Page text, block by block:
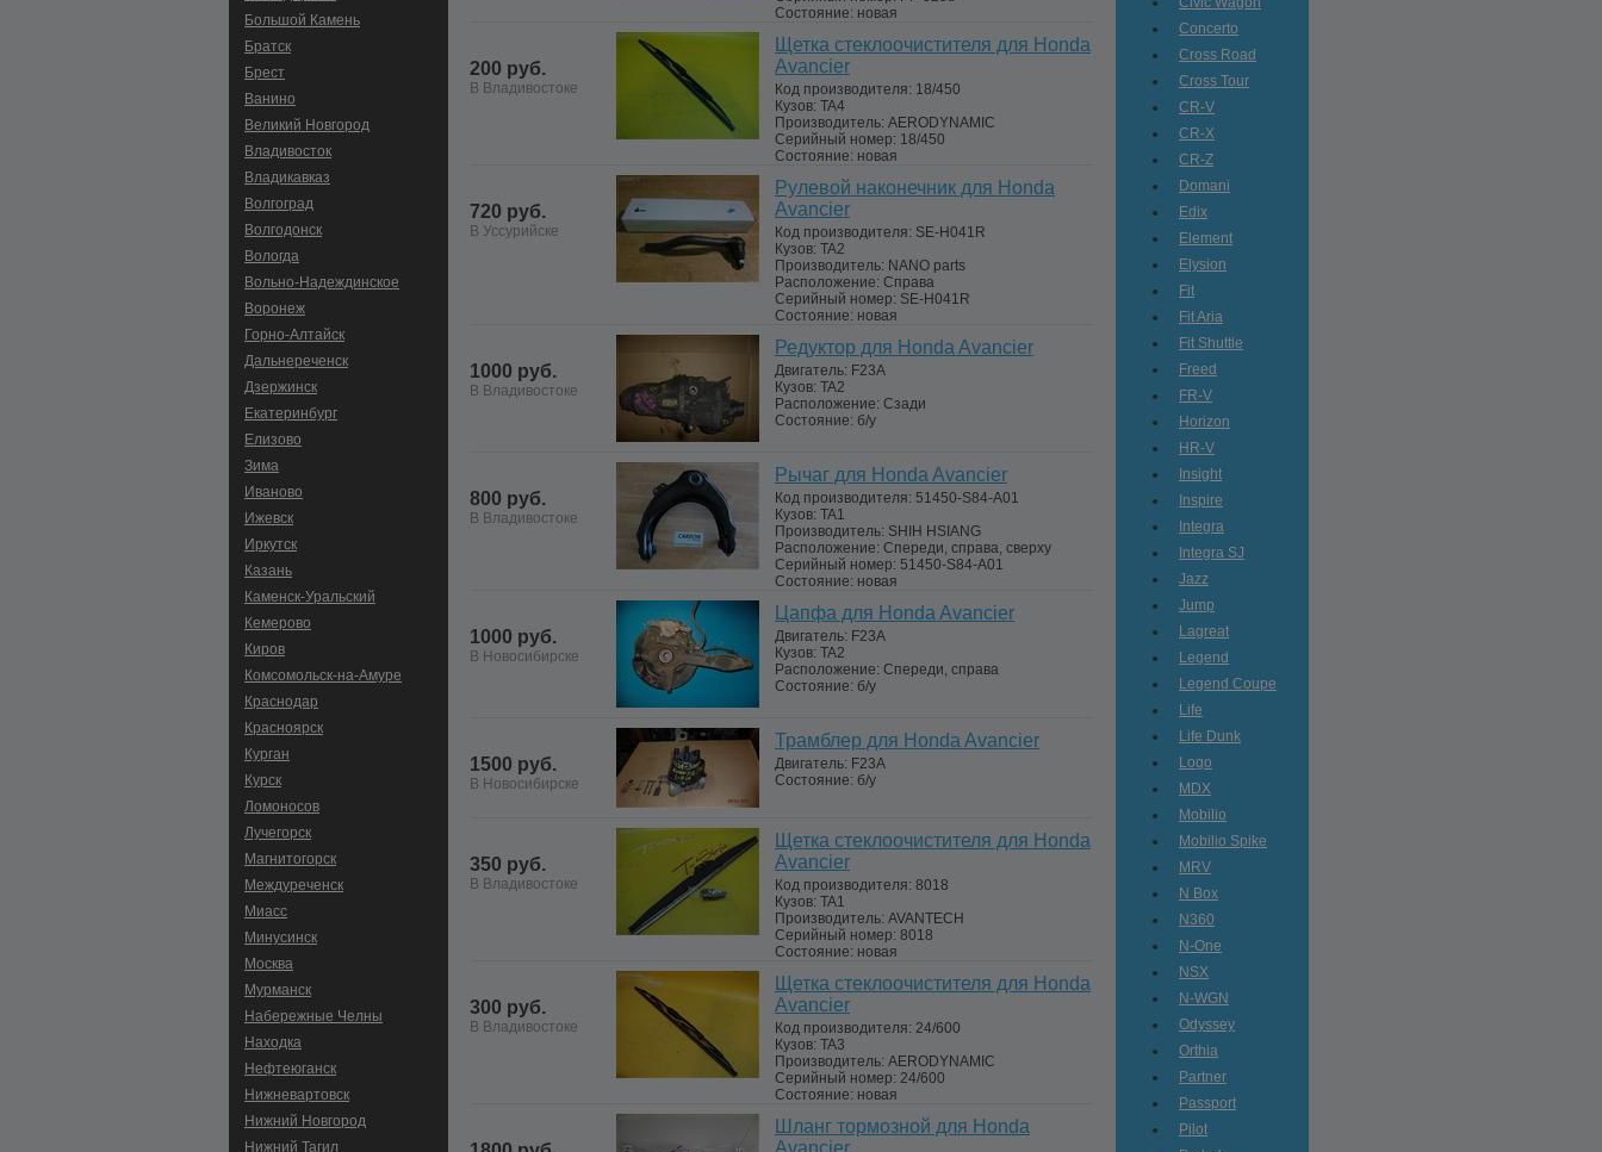
Большой Камень
Братск
Брест
Ванино
Великий Новгород
Владивосток
Владикавказ
Волгоград
Волгодонск
Вологда
Вольно-Hадеждинское
Воронеж
Горно-Алтайск
Дальнереченск
Дзержинск
Екатеринбург
Елизово
Зима
Иваново
Ижевск
Иркутск
Казань
Каменск-Уральский
Кемерово
Киров
Комсомольск-на-Амуре
Краснодар
Красноярск
Курган
Курск
Ломоносов
Лучегорск
Магнитогорск
Междуреченск
Миасс
Минусинск
Москва
Мурманск
Набережные Челны
Находка
Нефтеюганск
Нижневартовск
Нижний Новгород
Нижний Тагил
Состояние: новая
200 руб.
В Владивостоке
Щетка стеклоочистителя для Honda
Avancier
Код производителя: 18/450
Кузов: TA4
Производитель: AERODYNAMIC
Серийный номер: 18/450
Состояние: новая
720 руб.
В Уссурийске
Рулевой наконечник для Honda
Avancier
Код производителя: SE-H041R
Кузов: TA2
Производитель: NANO parts
Расположение: Справа
Серийный номер: SE-H041R
Состояние: новая
1000 руб.
В Владивостоке
Редуктор для Honda Avancier
Двигатель: F23A
Кузов: TA2
Расположение: Сзади
Состояние: б/у
800 руб.
В Владивостоке
Рычаг для Honda Avancier
Код производителя: 51450-S84-A01
Кузов: TA1
Производитель: SHIH HSIANG
Расположение: Спереди, справа, сверху
Серийный номер: 51450-S84-A01
Состояние: новая
1000 руб.
В Новосибирске
Цапфа для Honda Avancier
Двигатель: F23A
Кузов: TA2
Расположение: Спереди, справа
Состояние: б/у
1500 руб.
В Новосибирске
Трамблер для Honda Avancier
Двигатель: F23A
Состояние: б/у
350 руб.
В Владивостоке
Щетка стеклоочистителя для Honda
Avancier
Код производителя: 8018
Кузов: TA1
Производитель: AVANTECH
Серийный номер: 8018
Состояние: новая
300 руб.
В Владивостоке
Щетка стеклоочистителя для Honda
Avancier
Код производителя: 24/600
Кузов: TA3
Производитель: AERODYNAMIC
Серийный номер: 24/600
Состояние: новая
Шланг тормозной для Honda
Avancier
Concerto
Cross Road
Cross Tour
CR-V
CR-X
CR-Z
Domani
Edix
Element
Elysion
Fit
Fit Aria
Fit Shuttle
Freed
FR-V
Horizon
HR-V
Insight
Inspire
Integra
Integra SJ
Jazz
Jump
Lagreat
Legend
Legend Coupe
Life
Life Dunk
Logo
MDX
Mobilio
Mobilio Spike
MRV
N Box
N360
N-One
NSX
N-WGN
Odyssey
Orthia
Partner
Passport
Pilot